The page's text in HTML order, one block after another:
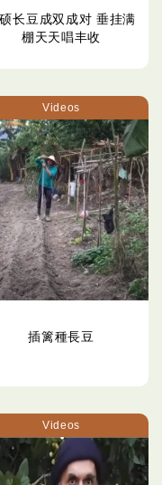
长豆成双成对 垂挂满
棚天天唱丰收
Videos
插篱種長豆
Videos